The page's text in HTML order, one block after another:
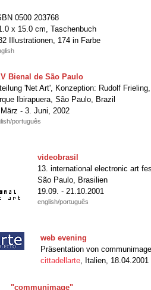
0500 203768
x 15.0 cm, Taschenbuch
Illustrationen, 174 in Farbe
Bienal de São Paulo
'Net Art', Konzeption: Rudolf
Ibirapuera, São Paulo, Brazil
- 3. Juni, 2002
português
videobrasil
13. international electronic art
São Paulo, Brasilien
19.09. - 21.10.2001
english/português
web evening
Präsentation von
cittadellarte, Italien, 18.04.2001
"communimage"